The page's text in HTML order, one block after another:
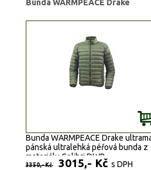
Bunda WARMPEACE Drake
Bunda WARMPEACE Drake
pánská ultralehká péřová bunda z
materiálu Colibri DWR.
3350,- Kč 3015,- Kč s DPH